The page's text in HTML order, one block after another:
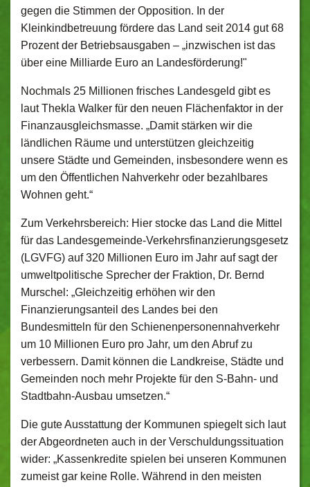
gegen die Stimmen der Opposition. In der
Kleinkindbetreuung fördere das Land seit 2014 gut 68
Prozent der Betriebsausgaben – „inzwischen ist das
über eine Milliarde Euro an Landesförderung!"
Nochmals 25 Millionen frisches Landesgeld gibt es
laut Thekla Walker für den neuen Flächenfaktor in der
Finanzausgleichsmasse. „Damit stärken wir die
ländlichen Räume und unterstützen gleichzeitig
unsere Städte und Gemeinden, insbesondere wenn es
um den Öffentlichen Nahverkehr oder bezahlbares
Wohnen geht.“
Zum Verkehrsbereich: Hier stocke das Land die Mittel
für das Landesgemeinde-Verkehrsfinanzierungsgesetz
(LGVFG) auf 320 Millionen Euro im Jahr auf sagt der
umweltpolitische Sprecher der Fraktion, Dr. Bernd
Murschel: „Gleichzeitig erhöhen wir den
Finanzierungsanteil des Landes bei den
Bundesmitteln für den Schienenpersonennahverkehr
um 10 Millionen Euro pro Jahr, um den Abruf zu
verbessern. Damit können die Landkreise, Städte und
Gemeinden noch mehr Projekte für den S-Bahn- und
Stadtbahn-Ausbau umsetzen.“
Die gute Ausstattung der Kommunen spiegelt sich laut
der Abgeordneten auch in der Verschuldungssituation
wider: „Kassenkredite spielen bei unseren Kommunen
zumeist gar keine Rolle. Während in den meisten